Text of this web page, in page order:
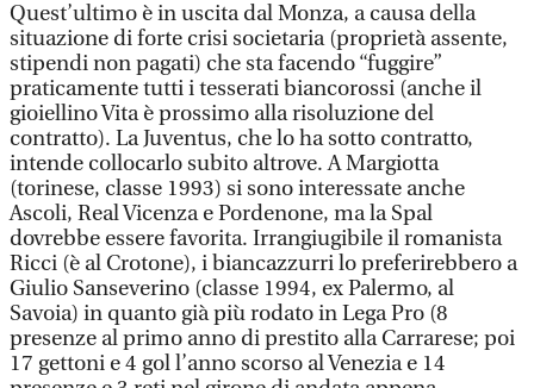
Quest’ultimo è in uscita dal Monza, a causa della
situazione di forte crisi societaria (proprietà assente,
stipendi non pagati) che sta facendo “fuggire”
praticamente tutti i tesserati biancorossi (anche il
gioiellino Vita è prossimo alla risoluzione del
contratto). La Juventus, che lo ha sotto contratto,
intende collocarlo subito altrove. A Margiotta
(torinese, classe 1993) si sono interessate anche
Ascoli, Real Vicenza e Pordenone, ma la Spal
dovrebbe essere favorita. Irrangiugibile il romanista
Ricci (è al Crotone), i biancazzurri lo preferirebbero a
Giulio Sanseverino (classe 1994, ex Palermo, al
Savoia) in quanto già più rodato in Lega Pro (8
presenze al primo anno di prestito alla Carrarese; poi
17 gettoni e 4 gol l’anno scorso al Venezia e 14